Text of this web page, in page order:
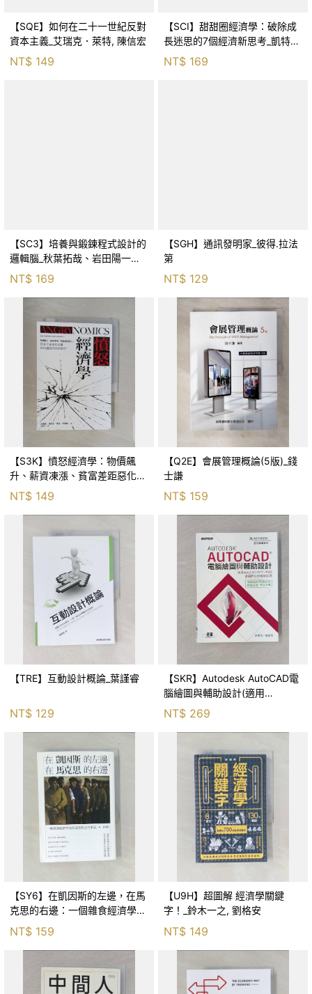
【SQE】如何在二十一世紀反對
資本主義_艾瑞克．萊特, 陳信宏
NT$ 149
【SCI】甜甜圈經濟學：破除成
長迷思的7個經濟新思考_凱特．
拉沃斯, 范堯寬, 温春玉
NT$ 169
【SC3】培養與鍛鍊程式設計的
邏輯腦_秋葉拓哉、岩田陽一、
北川宜稔
NT$ 169
【SGH】通訊發明家_彼得.拉法
第
NT$ 129
【S3K】憤怒經濟學：物價飆
升、薪資凍漲、貧富差距惡化，
資本主義運作當機如何讓我們感
到憤怒？_艾瑞克‧洛內甘, 馬克‧
布萊斯, 吳國
NT$ 149
【Q2E】會展管理概論(5版)_錢
士謙
NT$ 159
【TRE】互動設計概論_葉謹睿
NT$ 129
【SKR】Autodesk AutoCAD電
腦繪圖與輔助設計(適用
AutoCAD 2017~2020，含國際
認證模擬試題)_邱聰倚,
NT$ 269
【SY6】在凱因斯的左邊，在馬
克思的右邊：一個雜食經濟學家
的讀書與思考筆記_何帆
NT$ 159
【U9H】超圖解 經濟學關鍵
字！_鈴木一之, 劉格安
NT$ 149